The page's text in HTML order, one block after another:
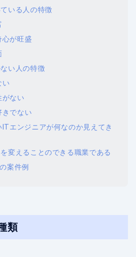
いる人の特徴
心が旺盛
い人の特徴
い
がない
きでない
ITエンジニアが何なのか見えてき
変えることのできる職業である
案件例
類